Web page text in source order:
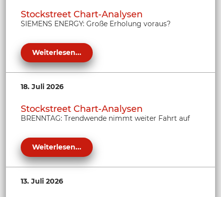
Stockstreet Chart-Analysen
SIEMENS ENERGY: Große Erholung voraus?
Weiterlesen...
18. Juli 2026
Stockstreet Chart-Analysen
BRENNTAG: Trendwende nimmt weiter Fahrt auf
Weiterlesen...
13. Juli 2026